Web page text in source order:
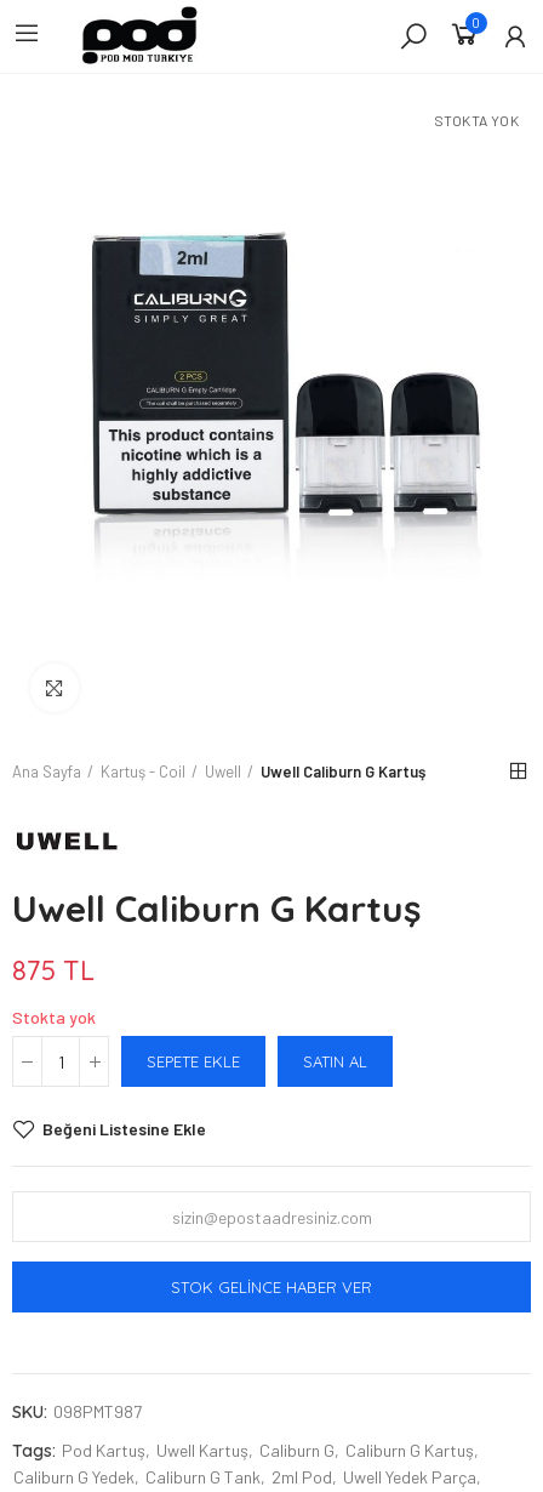
0
STOKTA YOK
Ana Sayfa Kartuş - Coil Uwell Uwell Caliburn G Kartuş
Uwell Caliburn G Kartuş
875 TL
Stokta yok
SEPETE EKLE SATIN AL
Beğeni Listesine Ekle
STOK GELINCE HABER VER
SKU: 098PMT987
Tags: Pod Kartuş Uwell Kartuş Caliburn G
Caliburn G Kartuş
Caliburn G Yedek
Caliburn G Tank 2ml Pod
Uwell Yedek Parça